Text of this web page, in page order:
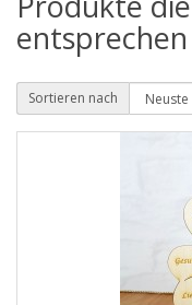
entsprechen
Sortieren nach